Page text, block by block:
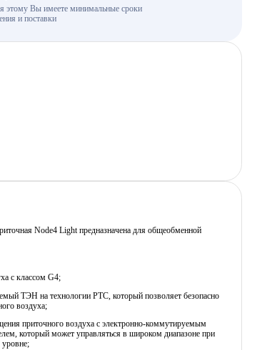
этому Вы имеете минимальные сроки
и поставки
Node4 Light предназначена для общеобменной
с классом G4;
ТЭН на технологии PTC, который позволяет безопасно
воздуха;
приточного воздуха c электронно-коммутируемым
который может управляться в широком диапазоне при